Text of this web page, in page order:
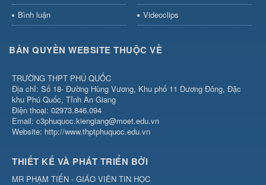
Bình luận
Videoclips
BẢN QUYỀN WEBSITE THUỘC VỀ
TRƯỜNG THPT PHÚ QUỐC
Địa chỉ: Số 18- Đường Hùng Vương, Khu phố 11 Dương Đông, Đặc
khu Phú Quốc, Tỉnh An Giang
Điện thoại: 02973.846.094
Email: c3phuquoc.kiengiang@moet.edu.vn
Website: http://www.thptphuquoc.edu.vn
THIẾT KẾ VÀ PHÁT TRIỂN BỞI
MR PHẠM TIẾN - GIÁO VIÊN TIN HỌC